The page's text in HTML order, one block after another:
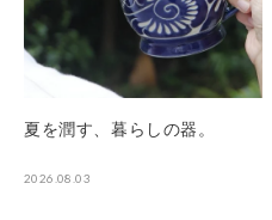
夏を潤す、暮らしの器。
2026.08.03